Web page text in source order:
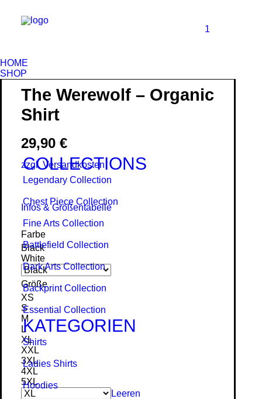
1
HOME
SHOP
COLLECTIONS
Legendary Collection
Chest Piece Collection
Fine Arts Collection
Battlefield Collection
Dark Arts Collection
Backprint Collection
Essential Collection
KATEGORIEN
Shirts
Ladies Shirts
Hoodies
The Werewolf – Organic
Shirt
29,90 €
zzgl. Versandkosten
Infos & Größentabelle
Farbe
Black
White
Größe
XS
S
M
L
XL
XXL
3XL
4XL
5XL
Leeren